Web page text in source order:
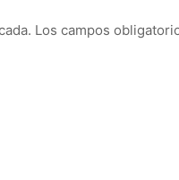
Los campos